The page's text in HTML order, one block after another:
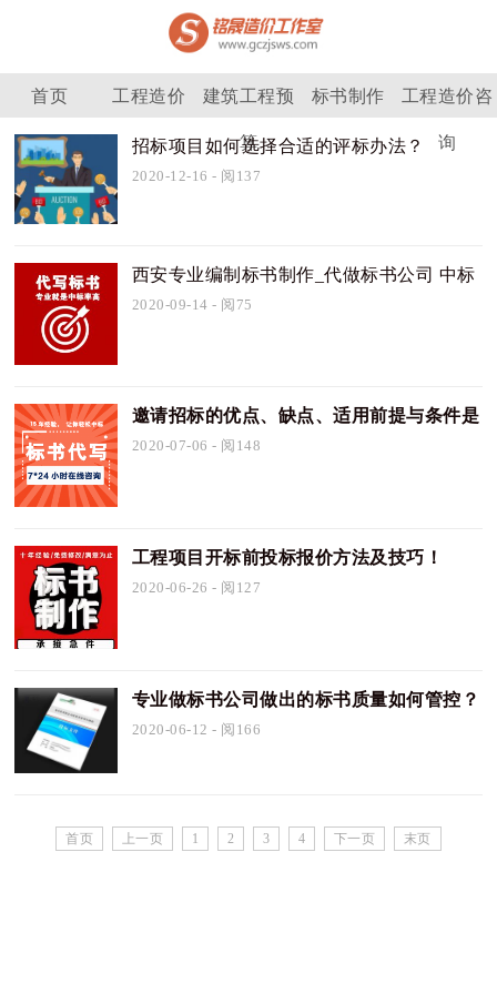
首页 工程造价 建筑工程预
算
标书制作 工程造价咨
询
招标项目如何选择合适的评标办法？
2020-12-16 - 阅137
西安专业编制标书制作_代做标书公司 中标
率高
2020-09-14 - 阅75
邀请招标的优点、缺点、适用前提与条件是
什么
2020-07-06 - 阅148
工程项目开标前投标报价方法及技巧！
2020-06-26 - 阅127
专业做标书公司做出的标书质量如何管控？
2020-06-12 - 阅166
首页 上一页 1 2 3 4 下一页 末页